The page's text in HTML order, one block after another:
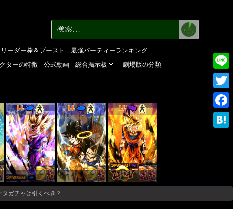
リーダー枠＆ブースト
最強パーティーランキング
ターの特徴 公式動画 総合掲示板
劇場版の分類
LL LL LL
ガチャは引くべき？
Line
検
索:
検
索